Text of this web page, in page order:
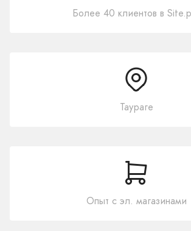
Более 40 клиентов в
Таураге
Опыт с эл. магазинами